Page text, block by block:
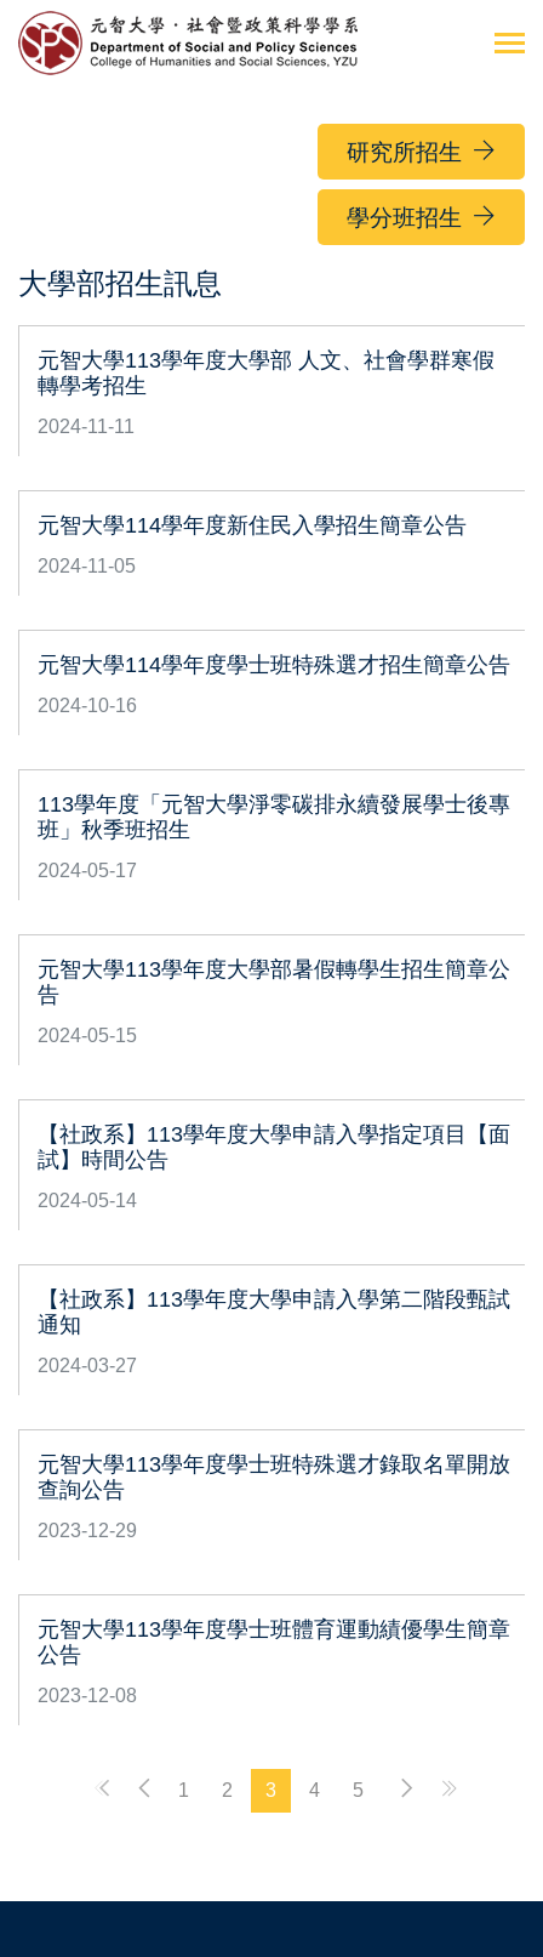
研究所招生
學分班招生
大學部招生訊息
元智大學113學年度大學部 人文、社會學群寒假
轉學考招生
2024-11-11
元智大學114學年度新住民入學招生簡章公告
2024-11-05
元智大學114學年度學士班特殊選才招生簡章公告
2024-10-16
113學年度「元智大學淨零碳排永續發展學士後專
班」秋季班招生
2024-05-17
元智大學113學年度大學部暑假轉學生招生簡章公
告
2024-05-15
【社政系】113學年度大學申請入學指定項目【面
試】時間公告
2024-05-14
【社政系】113學年度大學申請入學第二階段甄試
通知
2024-03-27
元智大學113學年度學士班特殊選才錄取名單開放
查詢公告
2023-12-29
元智大學113學年度學士班體育運動績優學生簡章
公告
2023-12-08
1 2 3 4 5